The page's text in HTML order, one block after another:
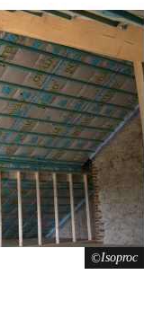
Isoproc